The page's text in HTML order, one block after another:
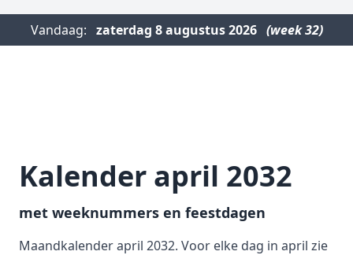
Vandaag: zaterdag 8 augustus 2026 (week 32)
Kalender april 2032
met weeknummers en feestdagen
Maandkalender april 2032. Voor elke dag in april zie